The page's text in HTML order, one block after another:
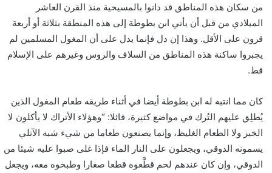
من سكان هذه المناطق قد دانوا بالمسيحية منذ القرن العاشر
الميلادي من قبل أن يأتي ابن بطوطة إلى هذه المنطقة بثلاثة أو أربعة
قرون على الأقل. وهذا إن دل فإنما يدل على أن المغول المسلمين لم
يجبروا ساكنة هذه المناطق من السلاف والروس وغيرهم على الإسلام
قط.
كان مما انتبه له ابن بطوطة أيضا في أثناء طريقه طعام المغول الذين
يُطلِق عليهم التُرك في مواضع كثيرة، قائلا: “وهؤلاء الأتراك لا يأكلون لا
الخبز ولا الطعام الغليظ، وإنما يصنعون طعاما من شيء شبه الآتلي
يسمونه الدوقي، ويجعلون على النار الماء فإذا غلى صبوا عليه شيئا من
الدوقي، وإن كان عندهم لحم قطَّعوه قطعا صغارا وطبخوه معه، ويجعل